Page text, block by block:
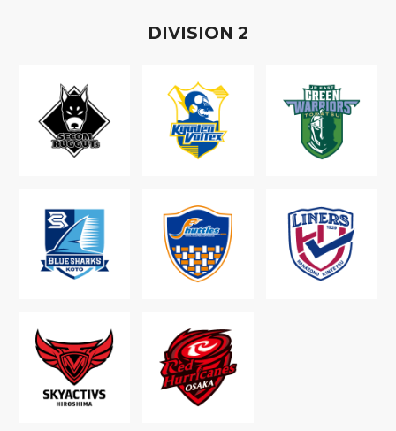
DIVISION 2